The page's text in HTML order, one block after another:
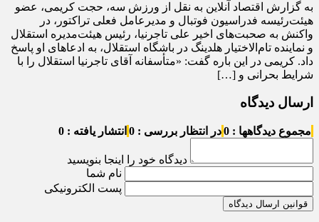
به گزارش اقتصاد آنلاین به نقل از ورزش سه، حجت کریمی، عضو
هیئت‌رئیسه فدراسیون فوتبال و مدیرعامل فعلی تراکتور، در
واکنش به صحبت‌های اخیر علی تاجرنیا، رئیس هیئت‌مدیره استقلال
و نماینده تام‌الاختیار هلدینگ در باشگاه استقلال، به ادعا‌های او پاسخ
داد. کریمی در این باره گفت: «متأسفانه آقای تاجرنیا استقلال را با
شرایط بحرانی و […]
ارسال دیدگاه
مجموع دیدگاهها : 0 در انتظار بررسی : 0 انتشار یافته : 0
دیدگاه خود را اینجا بنویسید
نام شما
پست الکترونیکی
قوانین ارسال دیدگاه